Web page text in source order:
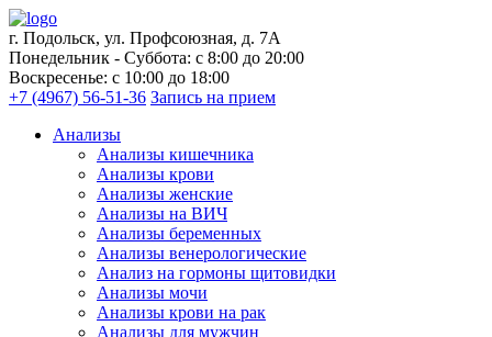
г. Подольск, ул. Профсоюзная, д. 7А
Понедельник - Суббота: с 8:00 до 20:00
Воскресенье: с 10:00 до 18:00
+7 (4967) 56-51-36 Запись на прием
Анализы
Анализы кишечника
Анализы крови
Анализы женские
Анализы на ВИЧ
Анализы беременных
Анализы венерологические
Анализ на гормоны щитовидки
Анализы мочи
Анализы крови на рак
Анализы для мужчин